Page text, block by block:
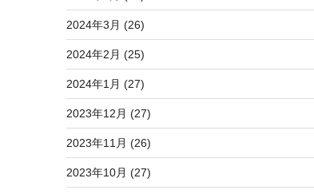
2024年3月 (26)
2024年2月 (25)
2024年1月 (27)
2023年12月 (27)
2023年11月 (26)
2023年10月 (27)